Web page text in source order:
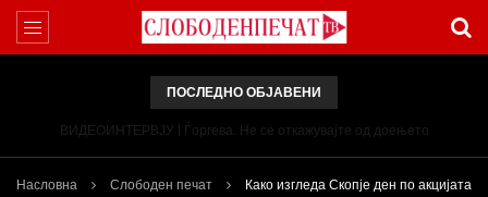
ПОСЛЕДНО ОБЈАВЕНИ
ВИДЕОИНТЕРВЈУ | Ѓоргева: Не се откажувајте од доењето
Насловна Слободен печат
Како изгледа Скопје ден по акцијата